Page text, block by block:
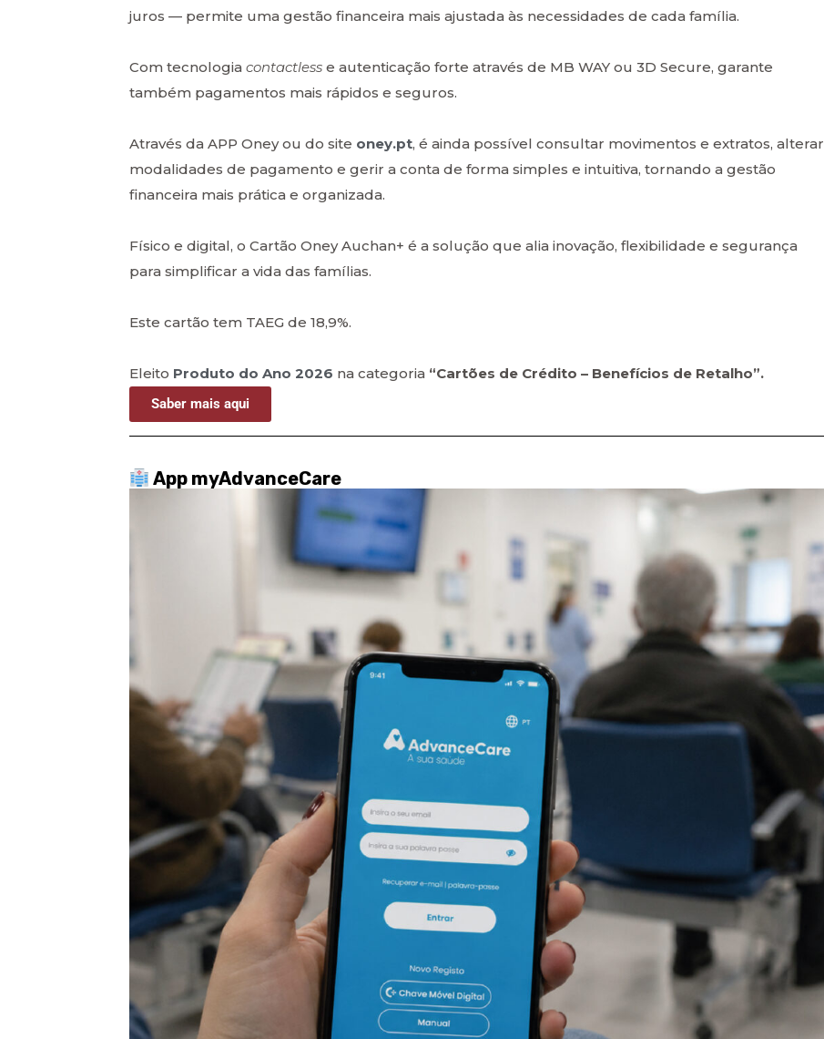
juros — permite uma gestão financeira mais ajustada às necessidades de cada família.
Com tecnologia contactless e autenticação forte através de MB WAY ou 3D Secure, garante
também pagamentos mais rápidos e seguros.
Através da APP Oney ou do site oney.pt, é ainda possível consultar movimentos e extratos, alterar
modalidades de pagamento e gerir a conta de forma simples e intuitiva, tornando a gestão
financeira mais prática e organizada.
Físico e digital, o Cartão Oney Auchan+ é a solução que alia inovação, flexibilidade e segurança
para simplificar a vida das famílias.
Este cartão tem TAEG de 18,9%.
Eleito Produto do Ano 2026 na categoria “Cartões de Crédito – Benefícios de Retalho”.
Saber mais aqui
App myAdvanceCare